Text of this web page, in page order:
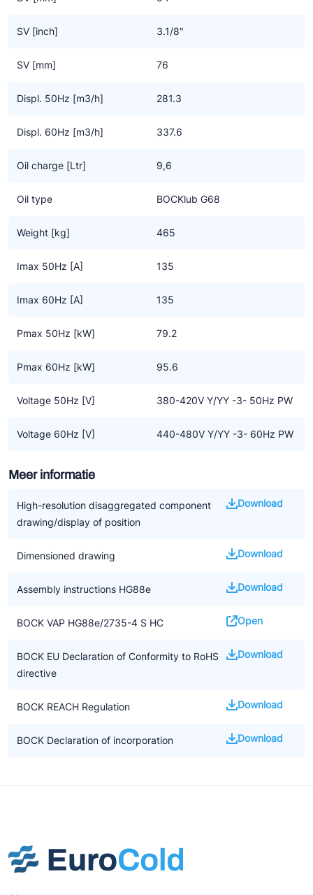
• Geoptimaliseerd naar alle vereisten voor koolwaterstoffen
We benadrukken dat deze compressoren, speciaal voor gebruik
gespecialiseerde koeltechnici geïnstalleerd mogen worden. En
die zorgvuldig moeten worden opgevolgd.
SV [inch] 3.1/8"
SV [mm] 76
Displ. 50Hz [m3/h] 281.3
Displ. 60Hz [m3/h] 337.6
Oil charge [Ltr] 9,6
Oil type BOCKlub G68
Weight [kg] 465
Imax 50Hz [A] 135
Imax 60Hz [A] 135
Pmax 50Hz [kW] 79.2
Pmax 60Hz [kW] 95.6
Voltage 50Hz [V] 380-420V Y/YY -3- 50Hz PW
Voltage 60Hz [V] 440-480V Y/YY -3- 60Hz PW
Meer informatie
High-resolution disaggregated component
drawing/display of position
Download
Dimensioned drawing Download
Assembly instructions HG88e Download
BOCK VAP HG88e/2735-4 S HC Open
BOCK EU Declaration of Conformity to RoHS
directive
Download
BOCK REACH Regulation Download
BOCK Declaration of incorporation Download